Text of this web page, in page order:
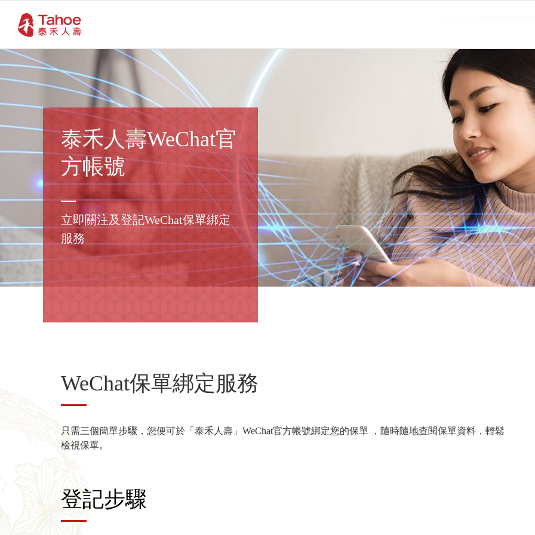
泰禾人壽WeChat官
方帳號
立即關注及登記WeChat保單綁定
服務
WeChat保單綁定服務
只需三個簡單步驟，您便可於「泰禾人壽」WeChat官方帳號綁定您的保單 ，隨時隨地查閱保單資料，輕鬆
檢視保單。
登記步驟